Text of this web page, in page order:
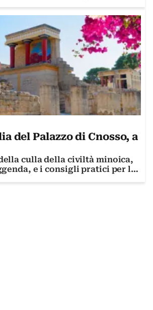
il turismo alpino
del Palazzo di Cnosso, a
culla della civiltà minoica,
e i consigli pratici per la